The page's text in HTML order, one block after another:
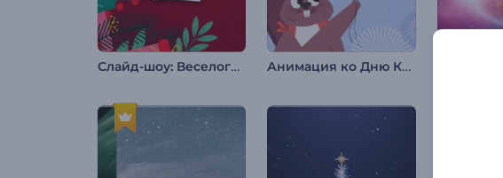
Слайд-шоу: Веселого Рождества Анимация ко Дню Канады